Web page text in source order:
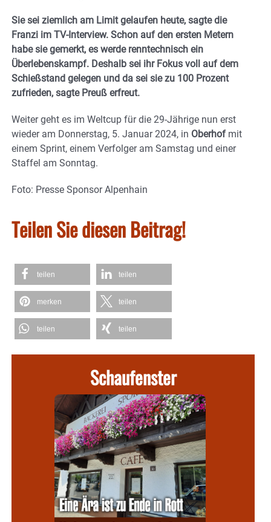
Sie sei ziemlich am Limit gelaufen heute, sagte die
Franzi im TV-Interview. Schon auf den ersten Metern
habe sie gemerkt, es werde renntechnisch ein
Überlebenskampf. Deshalb sei ihr Fokus voll auf dem
Schießstand gelegen und da sei sie zu 100 Prozent
zufrieden, sagte Preuß erfreut.
Weiter geht es im Weltcup für die 29-Jährige nun erst
wieder am Donnerstag, 5. Januar 2024, in Oberhofmit
einem Sprint, einem Verfolger am Samstag und einer
Staffel am Sonntag.
Foto: Presse Sponsor Alpenhain
Teilen Sie diesen Beitrag!
teilen teilen
merken teilen
teilen teilen
Schaufenster